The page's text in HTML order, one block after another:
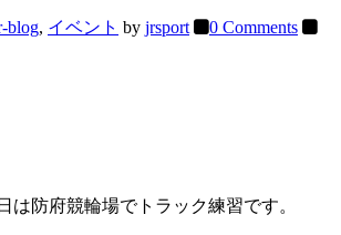
blog, イベント by jrsport
0 Comments
は防府競輪場でトラック練習です。